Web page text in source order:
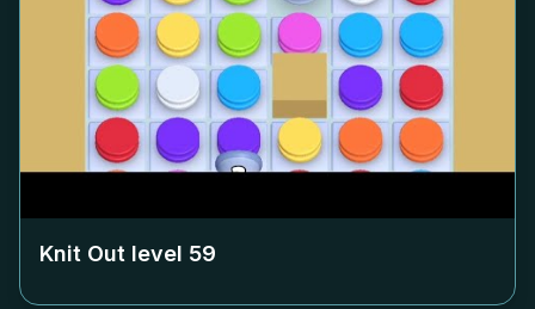
Knit Out level 59